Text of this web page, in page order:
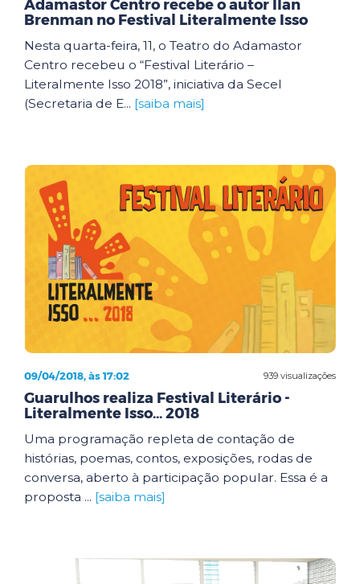
Adamastor Centro recebe o autor Ilan
Brenman no Festival Literalmente Isso
Nesta quarta-feira, 11, o Teatro do Adamastor
Centro recebeu o “Festival Literário –
Literalmente Isso 2018”, iniciativa da Secel
(Secretaria de E... [saiba mais]
939 visualizações
09/04/2018, às 17:02
Guarulhos realiza Festival Literário -
Literalmente Isso... 2018
Uma programação repleta de contação de
histórias, poemas, contos, exposições, rodas de
conversa, aberto à participação popular. Essa é a
proposta ... [saiba mais]